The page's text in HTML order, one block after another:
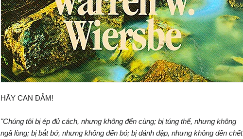
HÃY CAN ĐẢM!
"Chúng tôi bị ép đủ cách, nhưng không đến cùng; bị túng thế, nhưng không
ngã lòng; bị bắt bớ, nhưng không đến bỏ; bị đánh đập, nhưng không đến chết